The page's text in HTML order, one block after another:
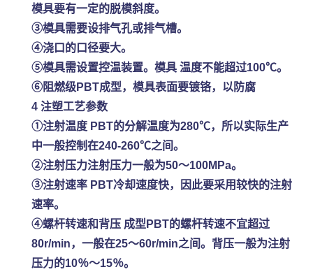
模具要有一定的脱模斜度。
③模具需要设排气孔或排气槽。
④浇口的口径要大。
⑤模具需设置控温装置。模具 温度不能超过100℃。
⑥阻燃级PBT成型，模具表面要镀铬，以防腐
4 注塑工艺参数
①注射温度 PBT的分解温度为280℃，所以实际生产
中一般控制在240-260℃之间。
②注射压力注射压力一般为50～100MPa。
③注射速率 PBT冷却速度快，因此要采用较快的注射
速率。
④螺杆转速和背压 成型PBT的螺杆转速不宜超过
80r/min，一般在25～60r/min之间。背压一般为注射
压力的10％～15％。